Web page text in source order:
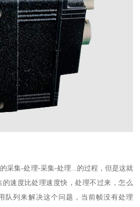
采集-处理-采集-处理...的过程，但是这就
速度比处理速度快，处理不过来，怎么
队列来解决这个问题，当前帧没有处理